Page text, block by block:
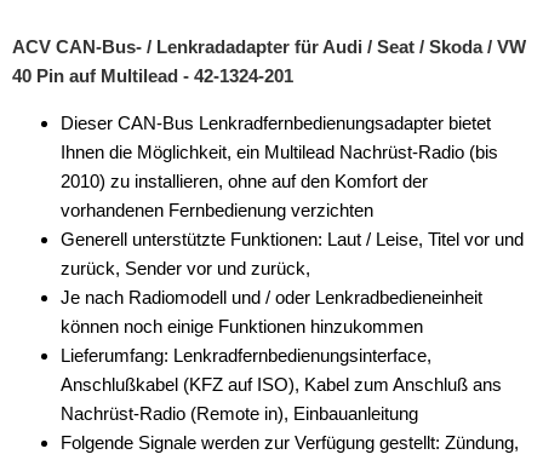
ACV CAN-Bus- / Lenkradadapter für Audi / Seat / Skoda / VW
40 Pin auf Multilead - 42-1324-201
Dieser CAN-Bus Lenkradfernbedienungsadapter bietet
Ihnen die Möglichkeit, ein Multilead Nachrüst-Radio (bis
2010) zu installieren, ohne auf den Komfort der
vorhandenen Fernbedienung verzichten
Generell unterstützte Funktionen: Laut / Leise, Titel vor und
zurück, Sender vor und zurück,
Je nach Radiomodell und / oder Lenkradbedieneinheit
können noch einige Funktionen hinzukommen
Lieferumfang: Lenkradfernbedienungsinterface,
Anschlußkabel (KFZ auf ISO), Kabel zum Anschluß ans
Nachrüst-Radio (Remote in), Einbauanleitung
Folgende Signale werden zur Verfügung gestellt: Zündung,